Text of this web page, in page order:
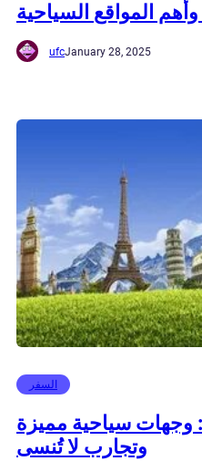
المواقع السياحية
ufcJanuary 28, 2025
السفر
وجهات سياحية مميزة
وتجارب لا تُنسى